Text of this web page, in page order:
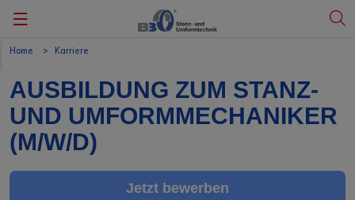
Zurück
Unsere Geschichte
Unsere Werte
Unser Soziales Engagement
Zurück
Metallprodukte
Kunststoffprodukte
Dienstleistungen
Zurück
Klimaschutzaktivitäten - Plant my tree
PV Anlage
Zurück
Messe
Events
Zurück
Deutsch
English
Home Karriere
AUSBILDUNG ZUM STANZ-
UND UMFORMMECHANIKER
(M/W/D)
Jetzt bewerben